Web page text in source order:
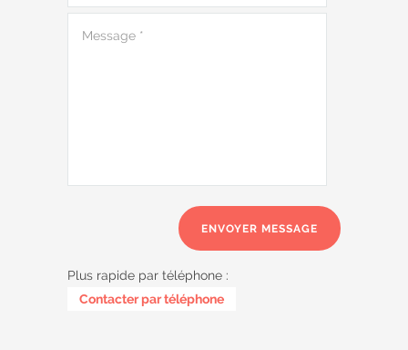
Plus rapide par téléphone :
0487 62 69 26
Contacter par téléphone